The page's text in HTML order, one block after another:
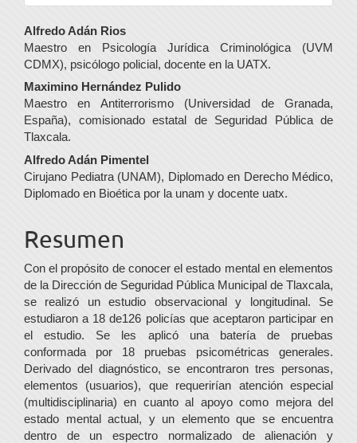
Contenido
principal
del
artículo
Alfredo Adán Rios
Maestro en Psicología Jurídica Criminológica (UVM
CDMX), psicólogo policial, docente en la UATX.
Maximino Hernández Pulido
Maestro en Antiterrorismo (Universidad de Granada,
España), comisionado estatal de Seguridad Pública de
Tlaxcala.
Alfredo Adán Pimentel
Cirujano Pediatra (UNAM), Diplomado en Derecho Médico,
Diplomado en Bioética por la unam y docente uatx.
Resumen
Con el propósito de conocer el estado mental en elementos
de la Dirección de Seguridad Pública Municipal de Tlaxcala,
se realizó un estudio observacional y longitudinal. Se
estudiaron a 18 de126 policías que aceptaron participar en
el estudio. Se les aplicó una batería de pruebas
conformada por 18 pruebas psicométricas generales.
Derivado del diagnóstico, se encontraron tres personas,
elementos (usuarios), que requerirían atención especial
(multidisciplinaria) en cuanto al apoyo como mejora del
estado mental actual, y un elemento que se encuentra
dentro de un espectro normalizado de alienación y